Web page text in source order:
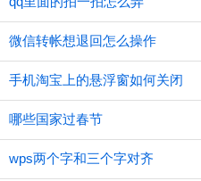
微信转帐想退回怎么操作
手机淘宝上的悬浮窗如何关闭
哪些国家过春节
wps两个字和三个字对齐